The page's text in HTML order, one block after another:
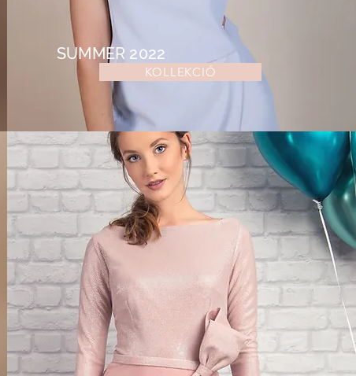
SUMMER 2022
KOLLEKCIÓ